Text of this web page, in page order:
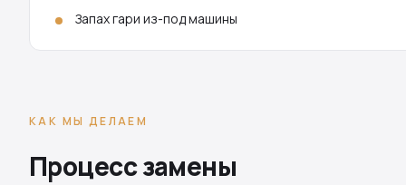
Запах гари из-под машины
КАК МЫ ДЕЛАЕМ
Процесс замены